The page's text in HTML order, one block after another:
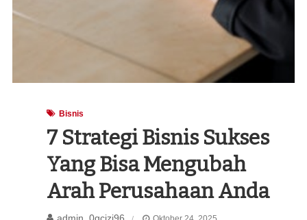
Bisnis
7 Strategi Bisnis Sukses
Yang Bisa Mengubah
Arah Perusahaan Anda